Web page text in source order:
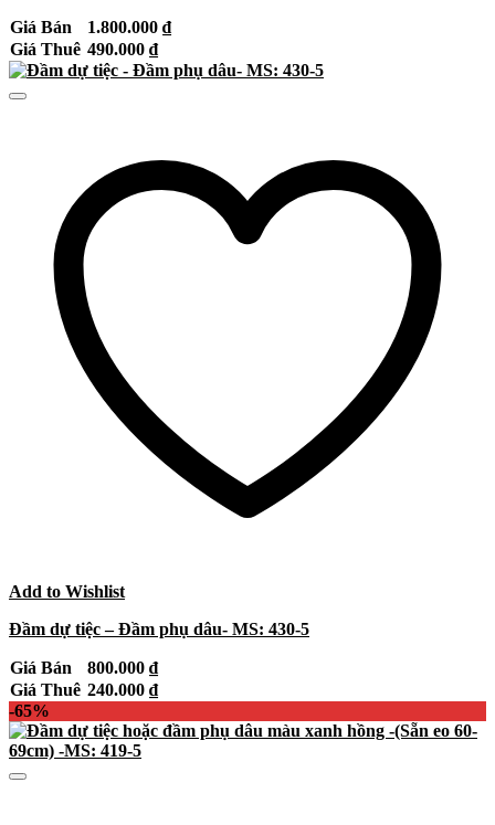
Giá Bán 1.800.000 ₫
Giá Thuê 490.000 ₫
Add to Wishlist
Đầm dự tiệc – Đầm phụ dâu- MS: 430-5
Giá Bán 800.000 ₫
Giá Thuê 240.000 ₫
-65%